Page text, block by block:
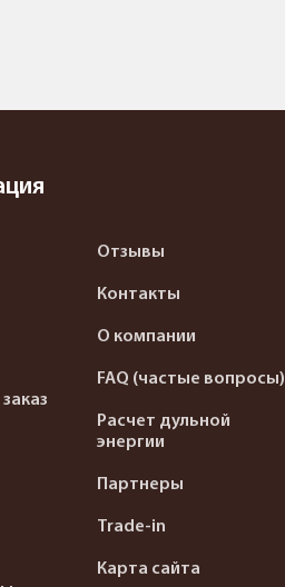
Отзывы
Контакты
О компании
FAQ (частые вопросы)
Расчет дульной
энергии
Партнеры
Trade-in
Карта сайта